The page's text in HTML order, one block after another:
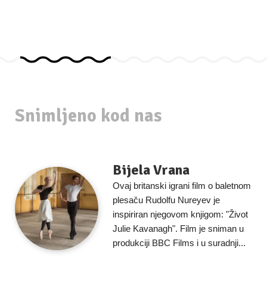
Snimljeno kod nas
Bijela Vrana
Ovaj britanski igrani film o baletnom
plesaču Rudolfu Nureyev je
inspiriran njegovom knjigom: "Život
Julie Kavanagh". Film je sniman u
produkciji BBC Films i u suradnji...